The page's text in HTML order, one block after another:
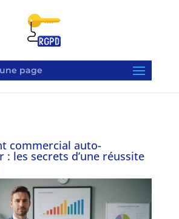
page
commercial auto-
: les secrets d’une réussite